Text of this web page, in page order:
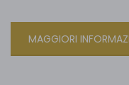
MAGGIORI